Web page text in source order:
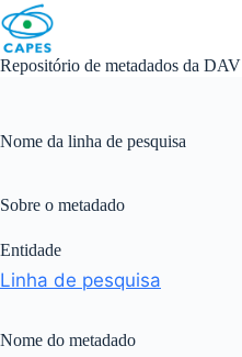
Skip
to
content
Repositório de metadados da DAV
Nome da linha de pesquisa
Sobre o metadado
Entidade
Linha de pesquisa
Nome do metadado